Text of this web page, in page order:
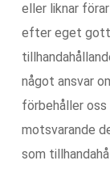
eller liknar
efter eget
något ansvar
förbehåller
motsvarande
som